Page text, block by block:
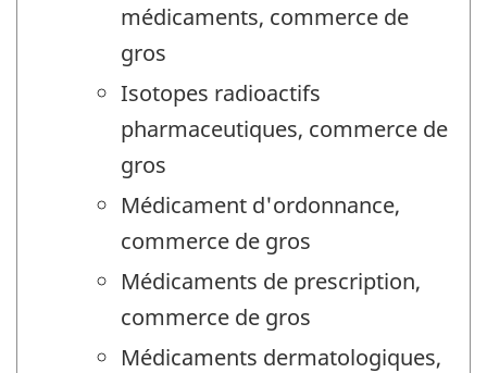
médicaments, commerce de
gros
Isotopes radioactifs
pharmaceutiques, commerce de
gros
Médicament d'ordonnance,
commerce de gros
Médicaments de prescription,
commerce de gros
Médicaments dermatologiques,